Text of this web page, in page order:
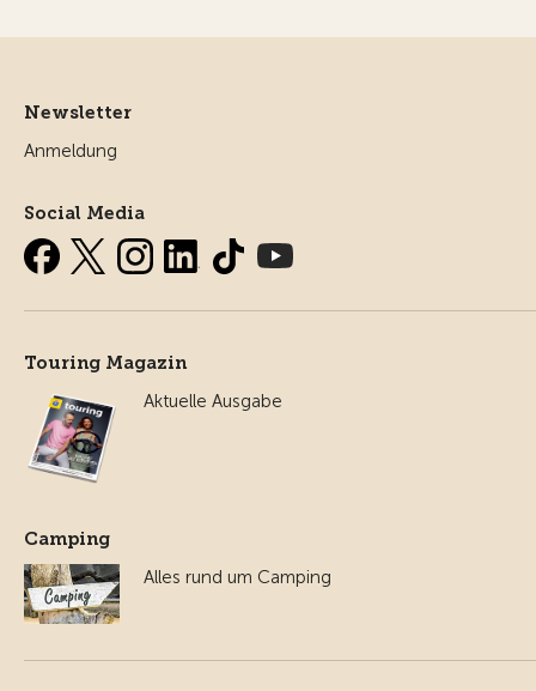
Newsletter
Anmeldung
Social Media
Touring Magazin
Aktuelle Ausgabe
Camping
Alles rund um Camping